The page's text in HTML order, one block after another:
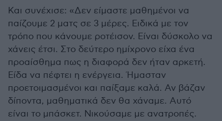
Και συνέχισε: «Δεν είμαστε μαθημένοι να
παίζουμε 2 ματς σε 3 μέρες. Ειδικά με τον
τρόπο που κάνουμε ροτέισον. Είναι δύσκολο να
χάνεις έτσι. Στο δεύτερο ημίχρονο είχα ένα
προαίσθημα πως η διαφορά δεν ήταν αρκετή.
Είδα να πέφτει η ενέργεια. Ήμασταν
προετοιμασμένοι και παίξαμε καλά. Αν βάζαν
δίποντα, μαθηματικά δεν θα χάναμε. Αυτό
είναι το μπάσκετ. Νικούσαμε με ανατροπές.